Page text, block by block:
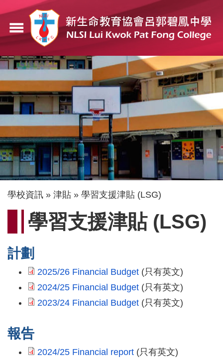
主
內
容
menu
導
航
結
學校資訊 津貼 學習支援津貼 (LSG)
學習支援津貼 (LSG)
計劃
2025/26 Financial Budget (只有英文)
2024/25 Financial Budget (只有英文)
2023/24 Financial Budget (只有英文)
報告
2024/25 Financial report (只有英文)